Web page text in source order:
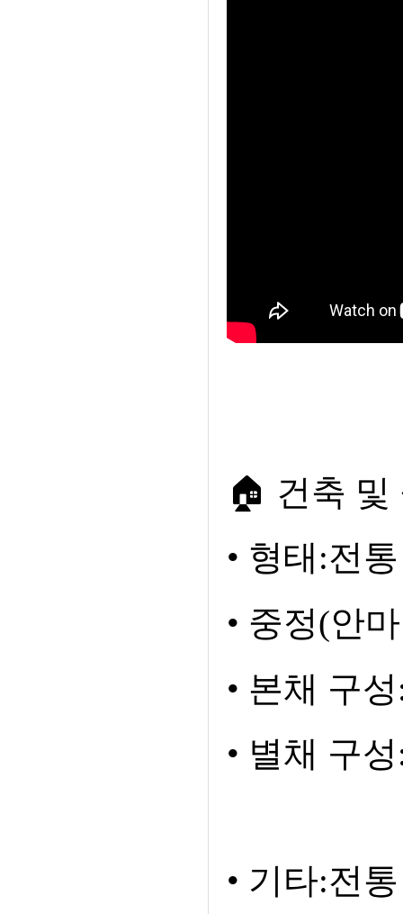
🏠 건축 및
• 형태:전
• 중정(안
• 본채 구
• 별채 구
• 기타:전